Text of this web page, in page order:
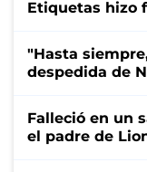
Etiquetas hizo
"Hasta
despedida de
Falleció en un
el padre de